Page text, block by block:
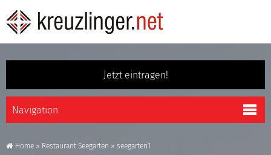
Jetzt eintragen!
Home » Restaurant Seegarten » seegarten1